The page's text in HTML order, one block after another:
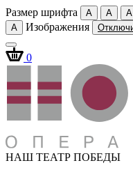
Размер шрифта A A A
A
Изображения
0
НАШ ТЕАТР ПОБЕДЫ